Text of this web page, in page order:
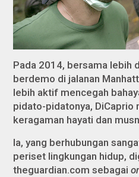
Pada 2014, bersama lebih
berdemo di jalanan
lebih aktif mencegah
pidato-pidatonya, DiCaprio
keragaman hayati dan
Ia, yang berhubungan
periset lingkungan hidup,
theguardian.com sebagai